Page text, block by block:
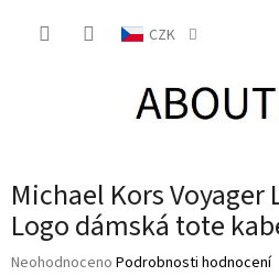
CZK
Michael Kors Voyager
Logo dámská tote
Průměrné
Neohodnoceno Podrobnosti hodnocení